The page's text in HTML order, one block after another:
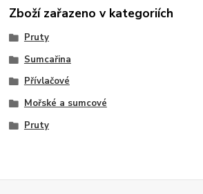
Zboží zařazeno v kategoriích
Pruty
Sumcařina
Přívlačové
Mořské a sumcové
Pruty